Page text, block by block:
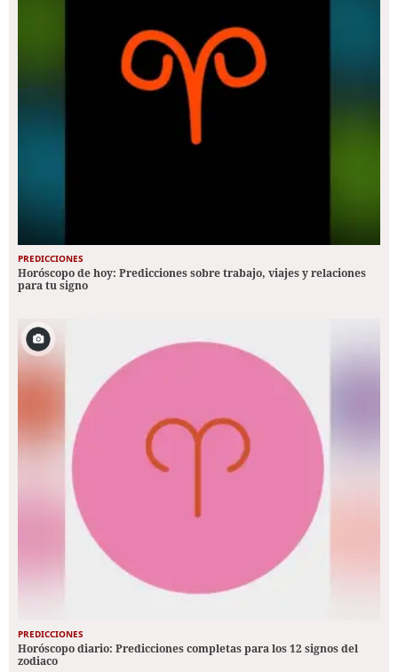
PREDICCIONES
Horóscopo de hoy: Predicciones sobre trabajo, viajes y relaciones
para tu signo
PREDICCIONES
Horóscopo diario: Predicciones completas para los 12 signos del
zodiaco